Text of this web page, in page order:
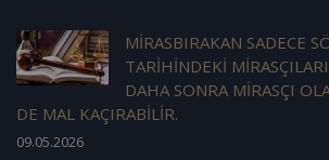
MİRASBIRAKAN SADECE
TARİHİNDEKİ
DAHA SONRA MİRASÇI
DE MAL KAÇIRABİLİR.
09.05.2026